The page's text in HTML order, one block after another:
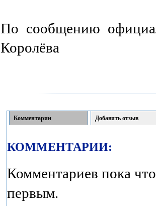
По сообщению
Королёва
Комментарии Добавить отзыв
КОММЕНТАРИИ:
Комментариев пока
первым.